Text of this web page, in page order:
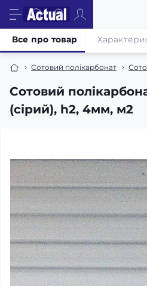
Сотовий полікарбонат
Сотовий
(сірий), h2, 4мм, м2
Все про товар